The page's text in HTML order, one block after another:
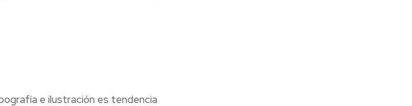
e ilustración es tendencia